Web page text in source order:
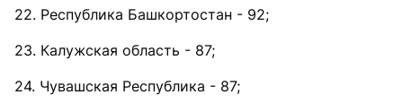
22. Республика Башкортостан - 92;
23. Калужская область - 87;
24. Чувашская Республика - 87;